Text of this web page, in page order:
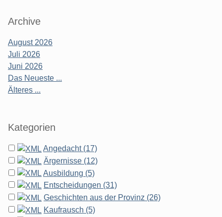
Archive
August 2026
Juli 2026
Juni 2026
Das Neueste ...
Älteres ...
Kategorien
Angedacht (17)
Ärgernisse (12)
Ausbildung (5)
Entscheidungen (31)
Geschichten aus der Provinz (26)
Kaufrausch (5)